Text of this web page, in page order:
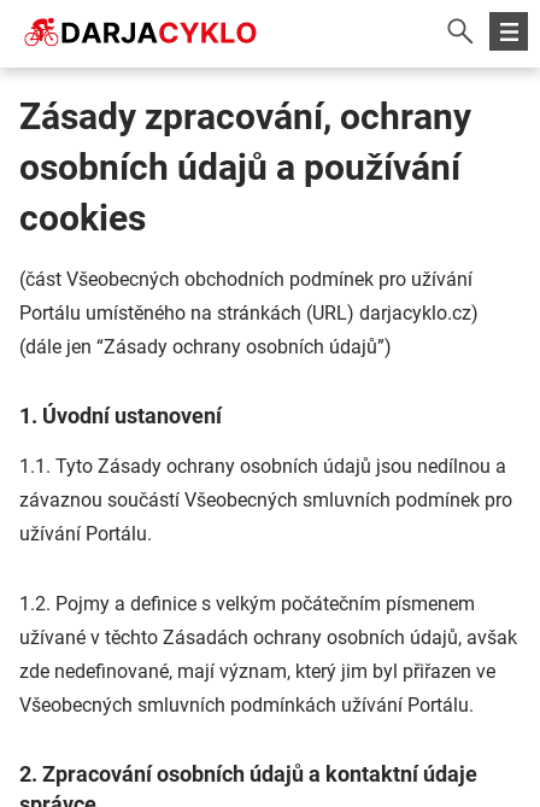
Zásady zpracování, ochrany
osobních údajů a používání
cookies
(část Všeobecných obchodních podmínek pro užívání
Portálu umístěného na stránkách (URL) darjacyklo.cz)
(dále jen “Zásady ochrany osobních údajů”)
1. Úvodní ustanovení
1.1. Tyto Zásady ochrany osobních údajů jsou nedílnou a
závaznou součástí Všeobecných smluvních podmínek pro
užívání Portálu.
1.2. Pojmy a definice s velkým počátečním písmenem
užívané v těchto Zásadách ochrany osobních údajů, avšak
zde nedefinované, mají význam, který jim byl přiřazen ve
Všeobecných smluvních podmínkách užívání Portálu.
2. Zpracování osobních údajů a kontaktní údaje